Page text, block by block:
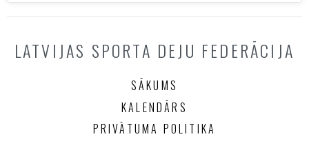
LATVIJAS SPORTA DEJU FEDERĀCIJA
SĀKUMS
KALENDĀRS
PRIVĀTUMA POLITIKA